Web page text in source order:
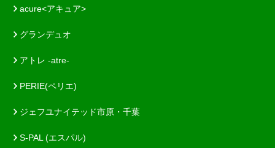
acure<アキュア>
グランデュオ
アトレ -atre-
PERIE(ペリエ)
ジェフユナイテッド市原・千葉
S-PAL (エスパル)